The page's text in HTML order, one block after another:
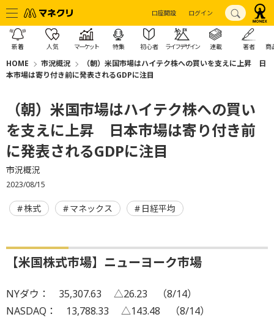
口座開設 ログイン
新着 人気 マーケット 特集 初心者 ライフデザイン 連載 著者 商
HOME 市況概況
（朝）米国市場はハイテク株への買いを支えに上昇 日
本市場は寄り付き前に発表されるGDPに注目
（朝）米国市場はハイテク株への買い
を支えに上昇 日本市場は寄り付き前
に発表されるGDPに注目
市況概況
2023/08/15
株式 マネックス 日経平均
【米国株式市場】ニューヨーク市場
NYダウ： 35,307.63 △26.23 （8/14）
NASDAQ： 13,788.33 △143.48 （8/14）